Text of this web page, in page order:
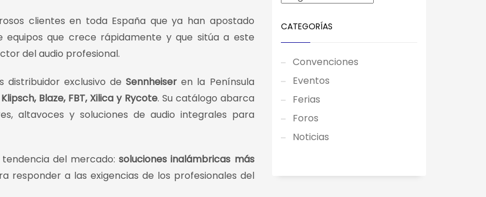
clientes en toda España que ya han apostado
equipos que crece rápidamente y que sitúa a este
del audio profesional.
distribuidor exclusivo deSennheiser en la Península
Blaze, FBT, Xilica y Rycote. Su catálogo abarca
altavoces y soluciones de audio integrales para
tendencia del mercado:soluciones inalámbricas más
responder a las exigencias de los profesionales del
CATEGORÍAS
Convenciones
Eventos
Ferias
Foros
Noticias